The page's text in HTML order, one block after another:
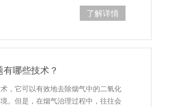
了解详情
哪些技术？
，它可以有效地去除烟气中的二氧化
。但是，在烟气治理过程中，往往会